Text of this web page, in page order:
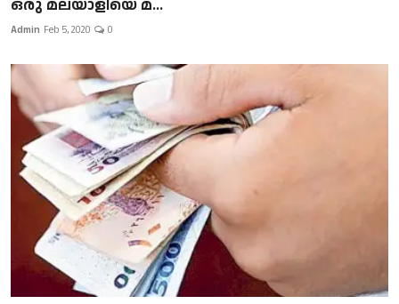
ഒരു മലയാളിയെ മ...
Admin Feb 5, 2020 0